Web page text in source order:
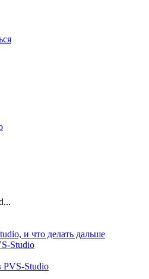
и что делать дальше
Studio
PVS-Studio